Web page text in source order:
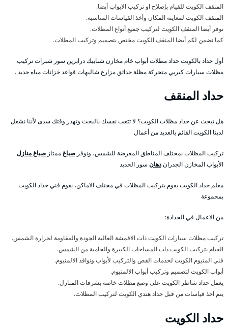
المنقف الكويت للقيام بإصلاح او تركيب الابواب أيضا.
المنقف الكويت لمعاينة المكان وأخذ القياسات المناسبة.
نوفر أيضا المنقف الكويت لتركيب جميع أنواع المظلات.
كما نضمن لكم أيضا المنقف الكويت مختص بتصميم وتركيب المظلات.
أول حداد بالكويت حداد مظلات أبواب خام مخازن شبابيك درابزين سور شبرات تركيب
مظلات سيارات كيربي متحركة مظلة حدائق مزارع شاليهات قواعد خزانات مياه حديد .
حداد المنقف
هل تبحث عن حداد مظلات الكويت؟ لا تتعب نفسك بالبحث وتهدر وقتك سدى لأننا نشغل
لدينا الكويت القائم بالعديد من أعمال
تركيب المظلات بمختلف المناطق المعرضة للشمس، ونوفر صباغممتاز صباغ منازل
الأبواب المخازن الجدراندهان سور الحديد
معلم حداد الكويت يقوم بتركيب المظلات في مختلف الاماكن، يقوم فني حداد الكويت
بمجموعة
من الاعمال في الحدادة:
تركيب مظلات سيارات الكويت ذات الاقمشة العالية الجودة والمقاومة لحرارة الشمس.
القيام بتركيب الكويت ذات المساحات الكبيرة والحامية من الشمس.
فني المنيوم الكويت لخدمات القص والتركيب لأبواب ونوافذ الالمنيوم.
أبواب الكويت لتصميم وتركيب أبواب الالمنيوم.
يعمل حداد شاطر الكويت على وضع مظلات خاصة بشرفات المنازل.
يتم اخذ قياسات من قبل حداد هندي الكويت لتركيب المظلات.
حداد الكويت